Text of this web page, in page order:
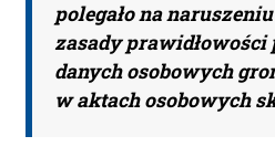
Przeczytałem/am
regulamin.
polegało na
zasady
danych osobowych
w aktach osobowych